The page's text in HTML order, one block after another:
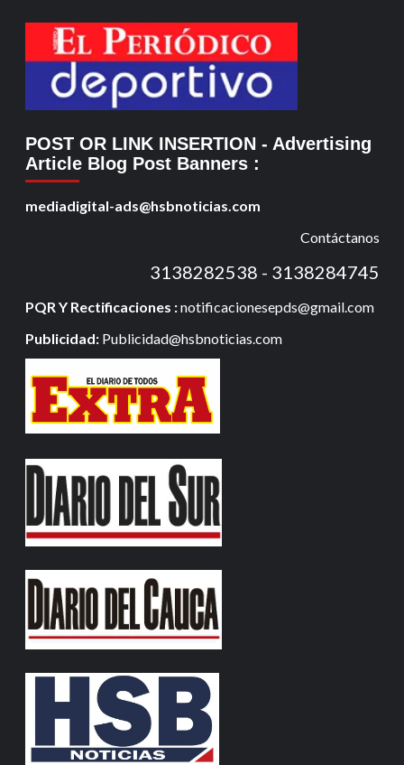
POST OR LINK INSERTION - Advertising
Article Blog Post Banners :
mediadigital-ads@hsbnoticias.com
Contáctanos
3138282538 - 3138284745
PQR Y Rectificaciones :notificacionesepds@gmail.com
Publicidad: Publicidad@hsbnoticias.com